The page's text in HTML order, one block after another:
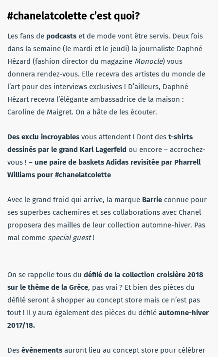
#chanelatcolette c’est quoi?
Les fans de podcasts et de mode vont être servis. Deux fois
dans la semaine (le mardi et le jeudi) la journaliste Daphné
Hézard (fashion director du magazine Monocle) vous
donnera rendez-vous. Elle recevra des artistes du monde de
l’art pour des interviews exclusives ! D’ailleurs, Daphné
Hézart recevra l’élégante ambassadrice de la maison :
Caroline de Maigret. On a hâte de les écouter.
Des exclu incroyables vous attendent ! Dont des t-shirts
dessinés par le grand Karl Lagerfeld ou encore – accrochez-
vous ! – une paire de baskets Adidas revisitée par Pharrell
Williams pour #chanelatcolette
Avec le grand froid qui arrive, la marque Barrie connue pour
ses superbes cachemires et ses collaborations avec Chanel
proposera des mailles de leur collection automne-hiver. Pas
mal comme special guest!
On se rappelle tous du défilé de la collection croisière 2018
sur le thème de la Grèce, pas vrai ? Et bien des pièces du
défilé seront à shopper au concept store mais ce n’est pas
tout ! Il y aura également des pièces du défilé automne-hiver
2017/18.
Des évènements auront lieu au concept store pour célébrer